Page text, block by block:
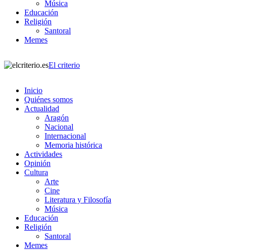
Música
Educación
Religión
Santoral
Memes
El criterio
Inicio
Quiénes somos
Actualidad
Aragón
Nacional
Internacional
Memoria histórica
Actividades
Opinión
Cultura
Arte
Cine
Literatura y Filosofía
Música
Educación
Religión
Santoral
Memes